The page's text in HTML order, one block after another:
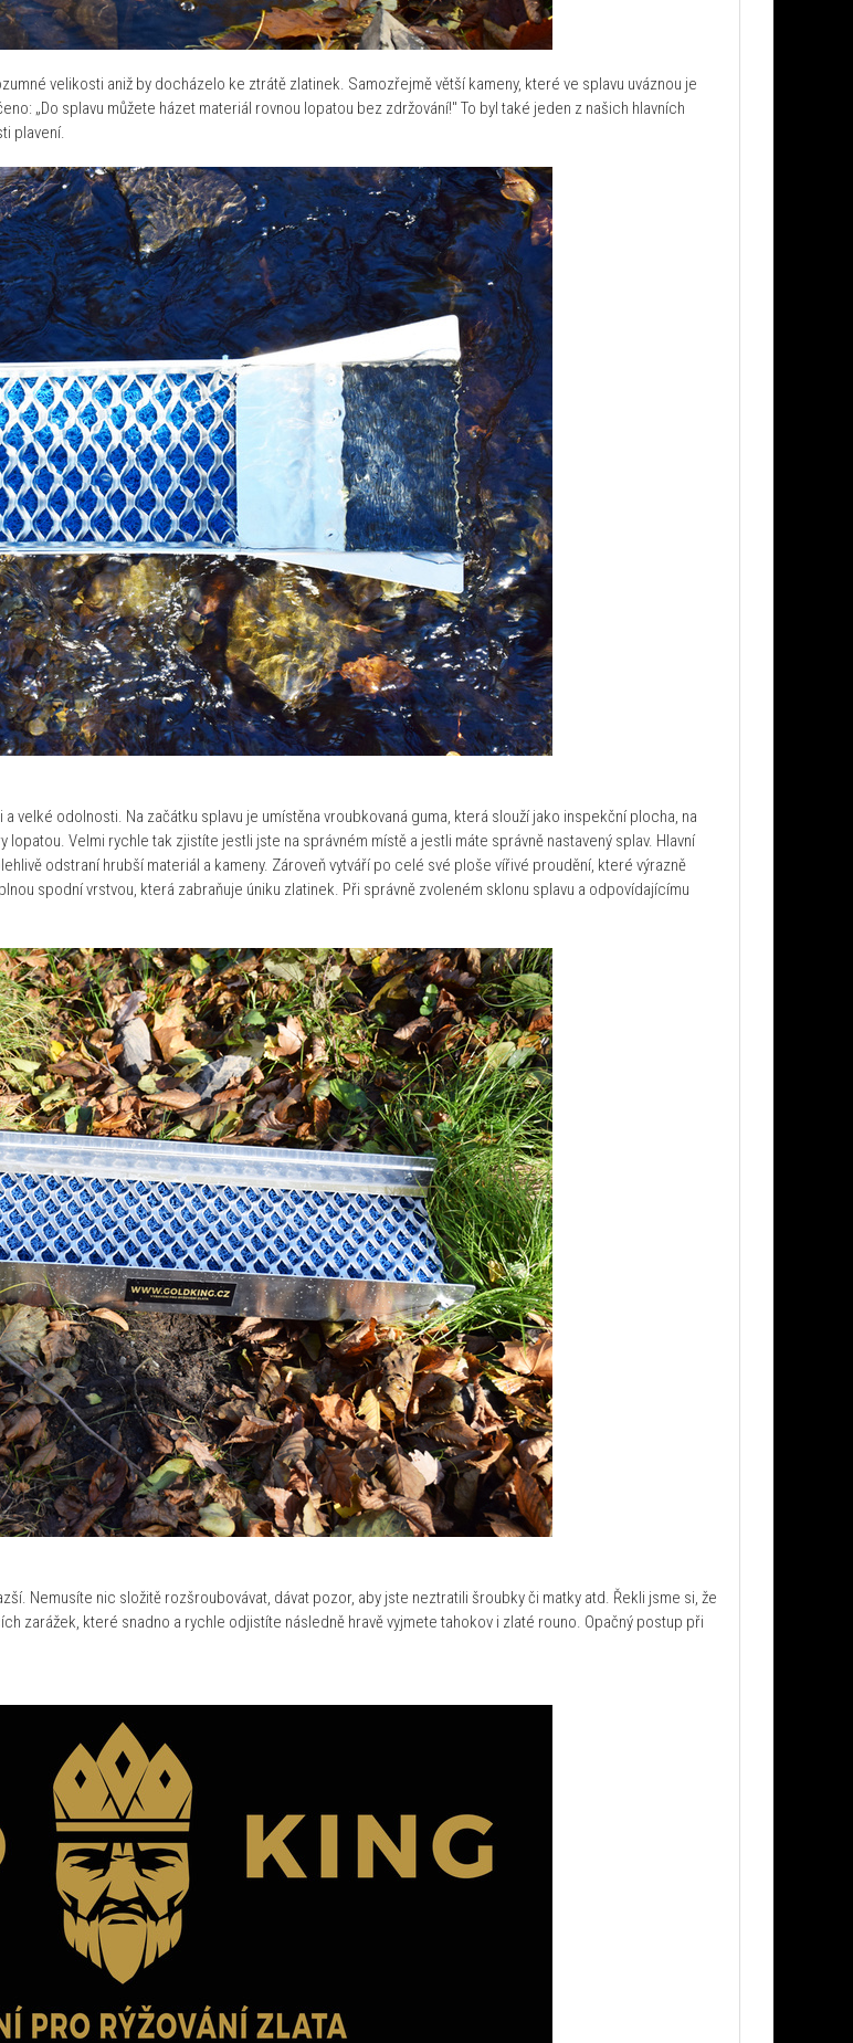
velikosti aniž by docházelo ke ztrátě zlatinek. Samozřejmě větší kameny, které ve splavu uváznou je
„Do splavu můžete házet materiál rovnou lopatou bez zdržování!" To byl také jeden z našich hlavních
plavení.
velké odolnosti. Na začátku splavu je umístěna vroubkovaná guma, která slouží jako inspekční plocha, na
Velmi rychle tak zjistíte jestli jste na správném místě a jestli máte správně nastavený splav. Hlavní
odstraní hrubší materiál a kameny. Zároveň vytváří po celé své ploše vířivé proudění, které výrazně
spodní vrstvou, která zabraňuje úniku zlatinek. Při správně zvoleném sklonu splavu a odpovídajícímu
Nemusíte nic složitě rozšroubovávat, dávat pozor, aby jste neztratili šroubky či matky atd. Řekli jsme si, že
zarážek, které snadno a rychle odjistíte následně hravě vyjmete tahokov i zlaté rouno. Opačný postup při